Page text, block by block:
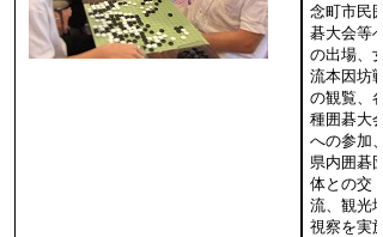
念町市民囲
碁大会等へ
の出場、女
流本因坊戦
の観覧、各
種囲碁大会
への参加、
県内囲碁団
体との交
流、観光地
視察を実施